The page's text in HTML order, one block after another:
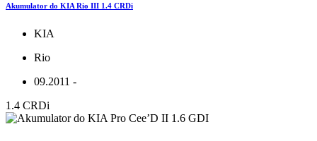
Akumulator do KIA Rio III 1.4 CRDi
KIA
Rio
09.2011 -
1.4 CRDi